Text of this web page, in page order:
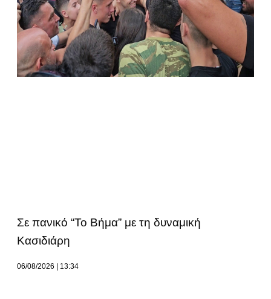
Σε πανικό “Το Βήμα” με τη δυναμική
Κασιδιάρη
06/08/2026 13:34